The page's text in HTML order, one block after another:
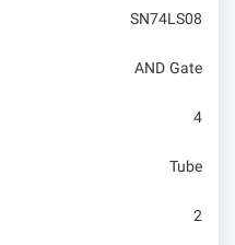
SN74LS08
AND Gate
4
Tube
2